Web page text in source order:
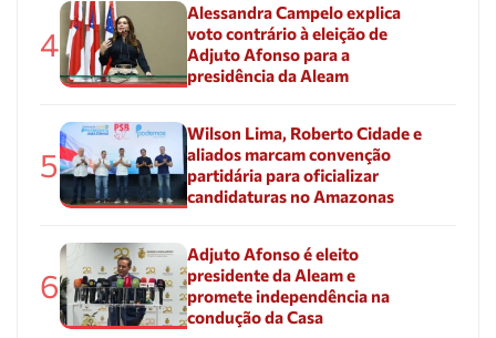
4
Alessandra Campelo explica
voto contrário à eleição de
Adjuto Afonso para a
presidência da Aleam
5
Wilson Lima, Roberto Cidade e
aliados marcam convenção
partidária para oficializar
candidaturas no Amazonas
6
Adjuto Afonso é eleito
presidente da Aleam e
promete independência na
condução da Casa